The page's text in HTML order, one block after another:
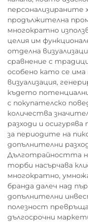
продължителна
многократно
целия им
отделна
сравнение с
особено като се
визуализация,
където
с покупателско
количества
разходи и
за периодите на
допълнителни
Дълготрайността
торби насърчава
многократно,
бранда далеч над
допълнителни
полезност
дългосрочни